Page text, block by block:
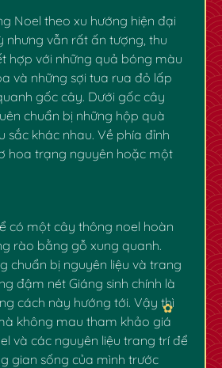
Noel theo xu hướng hiện đại
nhưng vẫn rất ấn tượng, thu
hợp với những quả bóng màu
và những sợi tua rua đỏ lấp
gốc cây. Dưới gốc cây
chuẩn bị những hộp quà
sắc khác nhau. Về phía đỉnh
hoa trạng nguyên hoặc một
có một cây thông noel hoàn
rào bằng gỗ xung quanh.
chuẩn bị nguyên liệu và trang
đậm nét Giáng sinh chính là
cách này hướng tới. Vậy thì
không mau tham khảo giá
và các nguyên liệu trang trí để
gian sống của mình trước